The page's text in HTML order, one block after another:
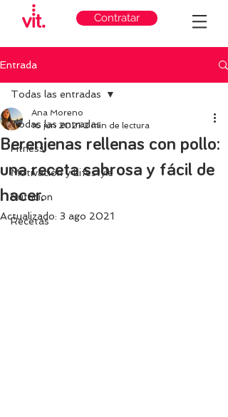
Contratar
Entrada
Todas las entradas
Fitness
Motivación y Lifestyle
Nutricion
Recetas
Todas las entradas
Berenjenas rellenas con pollo:
una receta sabrosa y fácil de
hacer.
Ana Moreno
16 jun 2021 2 min de lectura
Actualizado: 3 ago 2021